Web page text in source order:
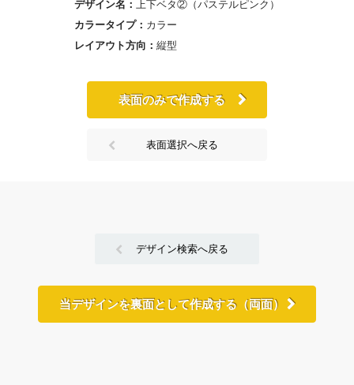
デザイン名：
上下ベタ②（パステルピンク）
カラータイプ： カラー
レイアウト方向： 縦型
表面のみで作成する
表面選択へ戻る
デザイン検索へ戻る
当デザインを裏面として作成する（両面）